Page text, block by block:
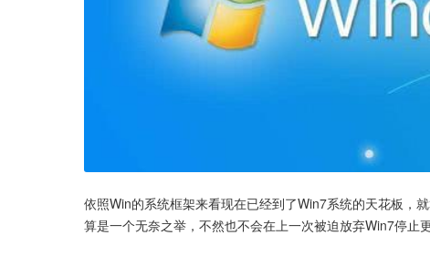
依照Win的系统框架来看现在已经到了Win7系统的天花板，
算是一个无奈之举，不然也不会在上一次被迫放弃Win7停止